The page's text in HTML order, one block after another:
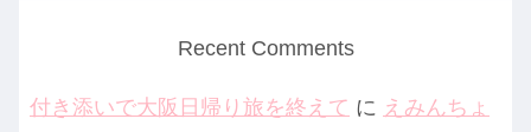
Recent Comments
付き添いで大阪日帰り旅を終えて に えみんちょ